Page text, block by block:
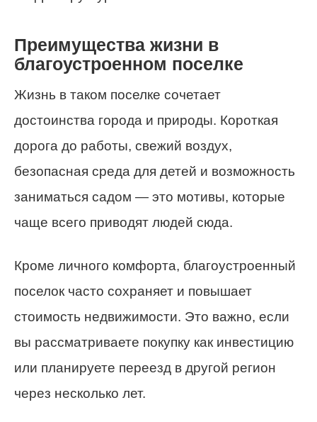
Преимущества жизни в
благоустроенном поселке
Жизнь в таком поселке сочетает
достоинства города и природы. Короткая
дорога до работы, свежий воздух,
безопасная среда для детей и возможность
заниматься садом — это мотивы, которые
чаще всего приводят людей сюда.
Кроме личного комфорта, благоустроенный
поселок часто сохраняет и повышает
стоимость недвижимости. Это важно, если
вы рассматриваете покупку как инвестицию
или планируете переезд в другой регион
через несколько лет.